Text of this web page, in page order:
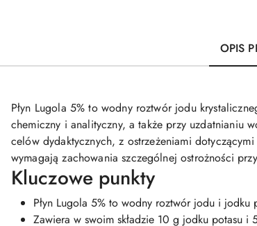
OPIS
Płyn Lugola 5% to wodny roztwór jodu
chemiczny i analityczny, a także przy uzdatnianiu
celów dydaktycznych, z ostrzeżeniami
wymagają zachowania szczególnej ostrożności
Kluczowe punkty
Płyn Lugola 5% to wodny roztwór jodu i jodku
Zawiera w swoim składzie 10 g jodku potasu